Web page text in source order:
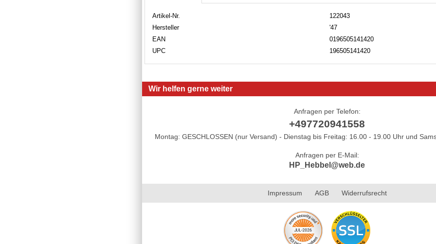
Artikel-Nr.
122043
Hersteller
'47
EAN
0196505141420
UPC
196505141420
Wir helfen gerne weiter
Anfragen per Telefon:
+497720941558
Montag: GESCHLOSSEN (nur Versand) - Dienstag bis Freitag: 16.00 - 19.00 Uhr und
Anfragen per E-Mail:
HP_Hebbel@web.de
Impressum AGB Widerrufsrecht